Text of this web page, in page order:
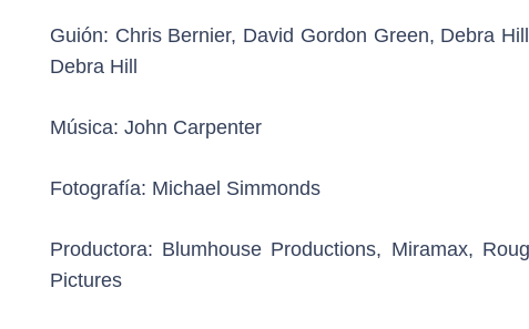
Guión: Chris Bernier, David Gordon Green, Debra
Debra Hill
Música: John Carpenter
Fotografía: Michael Simmonds
Productora: Blumhouse Productions, Miramax,
Pictures